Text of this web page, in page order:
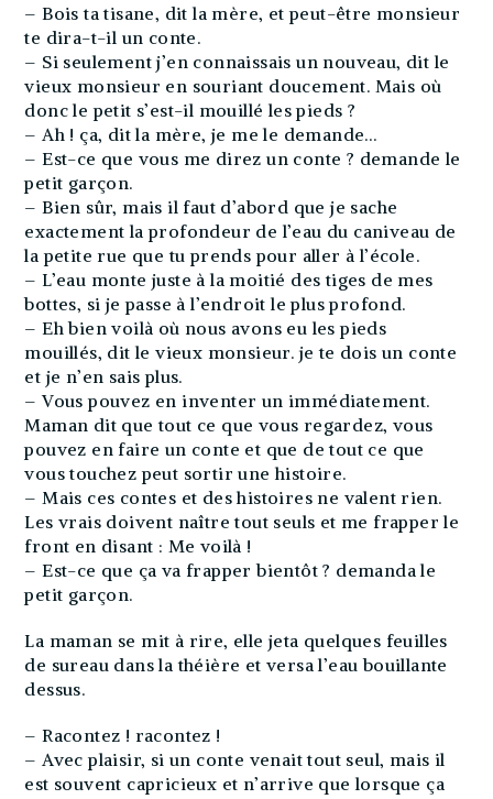
– Bois ta tisane, dit la mère, et peut-être monsieur
te dira-t-il un conte.
– Si seulement j’en connaissais un nouveau, dit le
vieux monsieur en souriant doucement. Mais où
donc le petit s’est-il mouillé les pieds ?
– Ah ! ça, dit la mère, je me le demande…
– Est-ce que vous me direz un conte ? demande le
petit garçon.
– Bien sûr, mais il faut d’abord que je sache
exactement la profondeur de l’eau du caniveau de
la petite rue que tu prends pour aller à l’école.
– L’eau monte juste à la moitié des tiges de mes
bottes, si je passe à l’endroit le plus profond.
– Eh bien voilà où nous avons eu les pieds
mouillés, dit le vieux monsieur. je te dois un conte
et je n’en sais plus.
– Vous pouvez en inventer un immédiatement.
Maman dit que tout ce que vous regardez, vous
pouvez en faire un conte et que de tout ce que
vous touchez peut sortir une histoire.
– Mais ces contes et des histoires ne valent rien.
Les vrais doivent naître tout seuls et me frapper le
front en disant : Me voilà !
– Est-ce que ça va frapper bientôt ? demanda le
petit garçon.
La maman se mit à rire, elle jeta quelques feuilles
de sureau dans la théière et versa l’eau bouillante
dessus.
– Racontez ! racontez !
– Avec plaisir, si un conte venait tout seul, mais il
est souvent capricieux et n’arrive que lorsque ça